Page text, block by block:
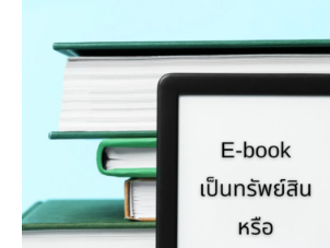
Zone
สุด
พร้อม